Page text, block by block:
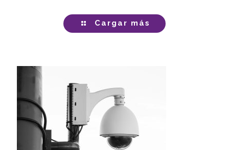
Cargar más